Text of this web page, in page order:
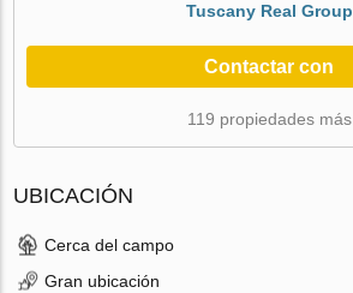
Tuscany Real Group
Contactar con
119 propiedades más
UBICACIÓN
Cerca del campo
Gran ubicación